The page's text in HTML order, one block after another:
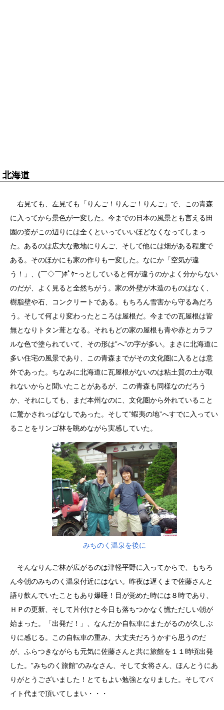
北海道
右見ても、左見ても「りんご！りんご！りんご」で、この青森
に入ってから景色が一変した。今までの日本の風景とも言える田
園の姿がこの辺りには全くといっていいほどなくなってしまっ
た。あるのは広大な敷地にりんご、そして他には畑がある程度で
ある。そのほかにも家の作りも一変した。なにか「空気が違
う！」、(￣◇￣)ﾎﾟｹｰっとしていると何が違うのかよく分からない
のだが、よく見ると全然ちがう。家の外壁が木造のものはなく、
樹脂壁や石、コンクリートである。もちろん雪害から守る為だろ
う。そして何より変わったところは屋根だ。今までの瓦屋根は皆
無となりトタン葺となる。それもどの家の屋根も青や赤とカラフ
ルな色で塗られていて、その形は”へ”の字が多い。まさに北海道に
多い住宅の風景であり、この青森までがその文化圏に入るとは意
外であった。ちなみに北海道に瓦屋根がないのは粘土質の土が取
れないからと聞いたことがあるが、この青森も同様なのだろう
か、それにしても、まだ本州なのに、文化圏から外れていること
に驚かされっぱなしであった。そして”蝦夷の地”へすでに入ってい
ることをリンゴ林を眺めながら実感していた。
みちのく温泉を後に
そんなりんご林が広がるのは津軽平野に入ってからで、もちろ
ん今朝のみちのく温泉付近にはない。昨夜は遅くまで佐藤さんと
語り飲んでいたこともあり爆睡！目が覚めた時には８時であり、
ＨＰの更新、そして片付けと今日も落ちつかなく慌ただしい朝が
始まった。「出発だ！」、なんだか自転車にまたがるのが久しぶ
りに感じる。この自転車の重み、大丈夫だろうかすら思うのだ
が、ふらつきながらも元気に佐藤さんと共に旅館を１１時頃出発
した。”みちのく旅館”のみなさん、そして女将さん、ほんとうにあ
りがとうございました！とてもよい勉強となりました。そしてバ
イト代まで頂いてしまい・・・